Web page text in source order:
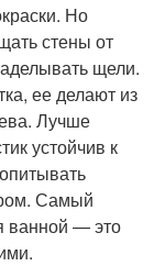
Но
стены от
щели.
ее делают из
Лучше
устойчив к
Самый
ванной — это